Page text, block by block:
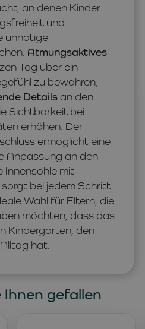
an denen Kinder
und
unnötige
Atmungsaktives
Tag über ein
zu bewahren,
Details an den
Sichtbarkeit bei
erhöhen. Der
ermöglicht eine
Anpassung an den
Innensohle mit
bei jedem Schritt
Wahl für Eltern, die
möchten, dass das
Kindergarten, den
hat.
gefallen